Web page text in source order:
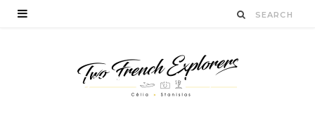
Polignano A Mare,
Puglia, Italy